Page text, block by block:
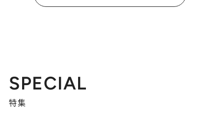
SPECIAL
特集